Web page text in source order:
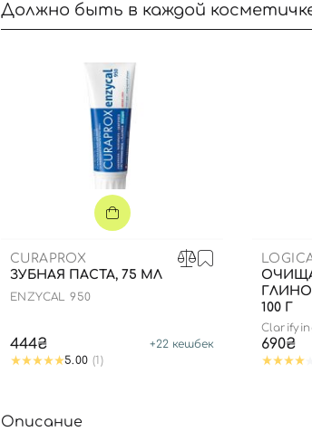
Должно быть в каждой
CURAPROX
ЗУБНАЯ ПАСТА, 75 МЛ
ENZYCAL 950
444₴ +22 кешбек
5.00 (1)
100 Г
690₴
Описание